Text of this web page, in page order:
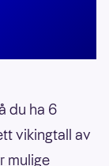
du ha 6
vikingtall av
mulige